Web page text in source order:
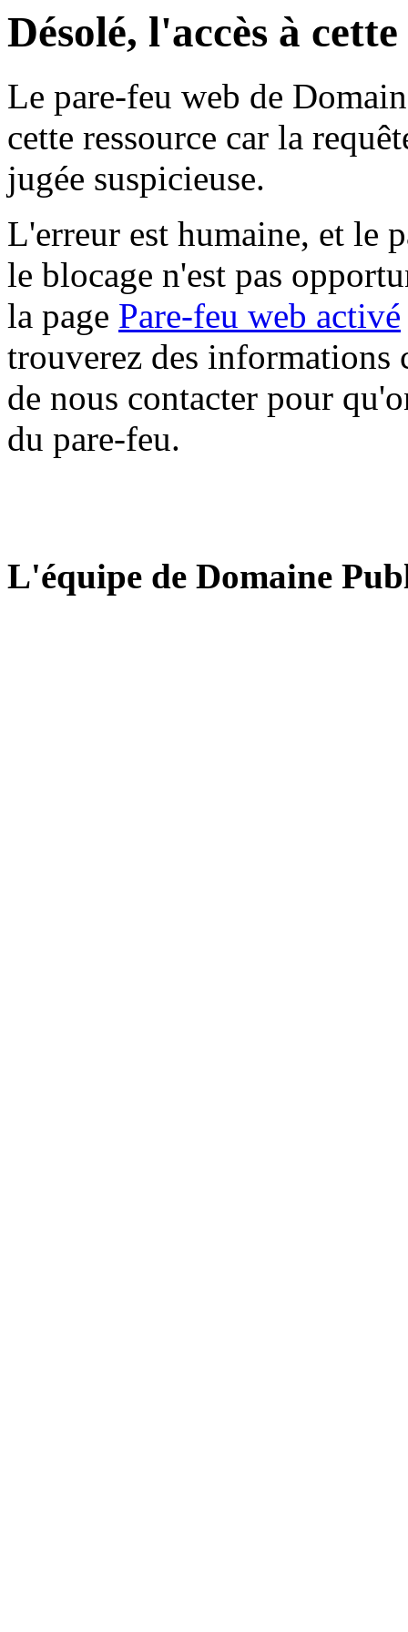
Désolé, l'accès à
Le pare-feu web de
cette ressource car la
jugée suspicieuse.
L'erreur est humaine, et le
le blocage n'est pas
la page Pare-feu web activé
trouverez des informations
de nous contacter pour
du pare-feu.
L'équipe de Domaine